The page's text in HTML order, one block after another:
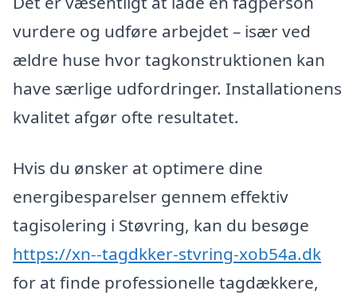
vurdere og udføre arbejdet – især ved
ældre huse hvor tagkonstruktionen kan
have særlige udfordringer. Installationens
kvalitet afgør ofte resultatet.
Hvis du ønsker at optimere dine
energibesparelser gennem effektiv
tagisolering i Støvring, kan du besøge
https://xn--tagdkker-stvring-xob54a.dk
for at finde professionelle tagdækkere,